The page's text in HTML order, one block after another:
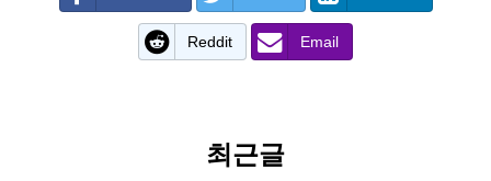
Reddit Email
최근글